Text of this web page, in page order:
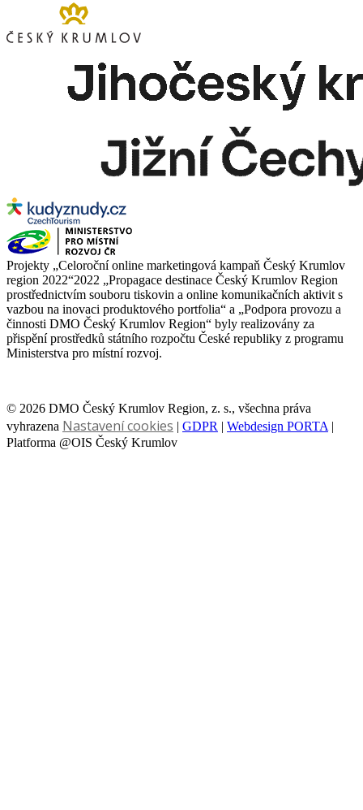
Projekty „Celoroční online marketingová kampaň Český Krumlov
region 2022“2022 „Propagace destinace Český Krumlov Region
prostřednictvím souboru tiskovin a online komunikačních aktivit s
vazbou na inovaci produktového portfolia“ a „Podpora provozu a
činnosti DMO Český Krumlov Region“ byly realizovány za
přispění prostředků státního rozpočtu České republiky z programu
Ministerstva pro místní rozvoj.
© 2026 DMO Český Krumlov Region, z. s., všechna práva
vyhrazena Nastavení cookies | GDPR | Webdesign PORTA |
Platforma @OIS Český Krumlov